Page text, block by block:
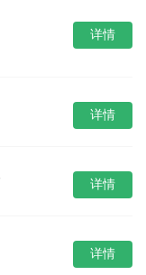
详情
详情
详情
详情